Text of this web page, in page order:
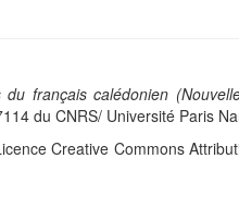
français calédonien
du CNRS/ Université Paris
Creative Commons